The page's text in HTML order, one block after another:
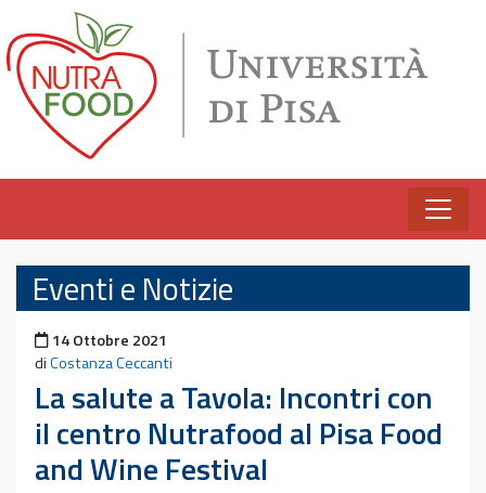
Vai al contenuto
Eventi e Notizie
Pubblicato il
14 Ottobre 2021
diCostanza Ceccanti
La salute a Tavola: Incontri con
il centro Nutrafood al Pisa Food
and Wine Festival